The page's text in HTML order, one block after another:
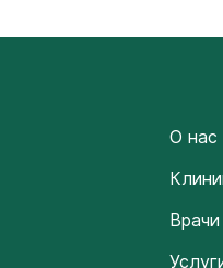
О нас
Врачи